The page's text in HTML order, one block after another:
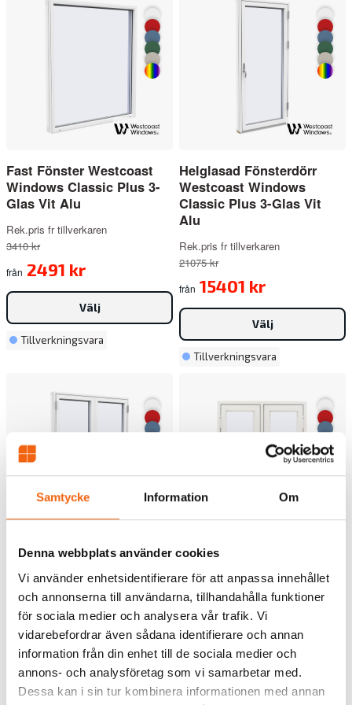
Samtycke Information Om
Denna webbplats använder cookies
Vi använder enhetsidentifierare för att anpassa innehållet
och annonserna till användarna, tillhandahålla funktioner
för sociala medier och analysera vår trafik. Vi
vidarebefordrar även sådana identifierare och annan
information från din enhet till de sociala medier och
annons- och analysföretag som vi samarbetar med.
Dessa kan i sin tur kombinera informationen med annan
Fast Fönster Westcoast
Windows Classic Plus 3-
Glas Vit Alu
Rek.pris fr tillverkaren
3410 kr
från 2491 kr
Välj
Tillverkningsvara
Helglasad Fönsterdörr
Westcoast Windows
Classic Plus 3-Glas Vit
Alu
Rek.pris fr tillverkaren
21075 kr
från 15401 kr
Välj
Tillverkningsvara
Helglasad Parfönsterdörr
Westcoast Windows
Classic Plus 3-Glas Vit
Alu
Rek.pris fr tillverkaren
41633 kr
från30424 kr
Sidohängt Fönster Tvåluft
Westcoast Windows
Classic Plus 3-Glas Vit
Alu
Rek.pris fr tillverkaren
10928 kr
från 7986 kr